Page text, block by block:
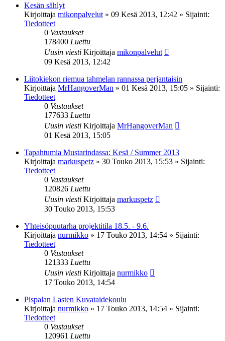
Kesän sählyt
Kirjoittaja mikonpalvelut » 09 Kesä 2013, 12:42 » Sijainti:
Tiedotteet
0 Vastaukset
178400 Luettu
Uusin viesti Kirjoittaja mikonpalvelut
09 Kesä 2013, 12:42
Liitokiekon riemua tahmelan rannassa perjantaisin
Kirjoittaja MrHangoverMan » 01 Kesä 2013, 15:05 » Sijainti:
Tiedotteet
0 Vastaukset
177633 Luettu
Uusin viesti Kirjoittaja MrHangoverMan
01 Kesä 2013, 15:05
Tapahtumia Mustarindassa: Kesä / Summer 2013
Kirjoittaja markuspetz » 30 Touko 2013, 15:53 » Sijainti:
Tiedotteet
0 Vastaukset
120826 Luettu
Uusin viesti Kirjoittaja markuspetz
30 Touko 2013, 15:53
Yhteisöpuutarha projektitila 18.5. - 9.6.
Kirjoittaja nurmikko » 17 Touko 2013, 14:54 » Sijainti:
Tiedotteet
0 Vastaukset
121333 Luettu
Uusin viesti Kirjoittaja nurmikko
17 Touko 2013, 14:54
Pispalan Lasten Kuvataidekoulu
Kirjoittaja nurmikko » 17 Touko 2013, 14:54 » Sijainti:
Tiedotteet
0 Vastaukset
120961 Luettu